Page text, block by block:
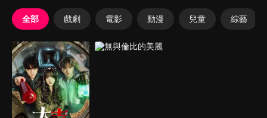
全部 戲劇 電影 動漫 兒童 綜藝